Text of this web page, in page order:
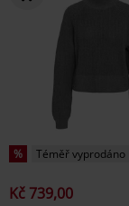
% Téměř vyprodáno
Kč 739,00